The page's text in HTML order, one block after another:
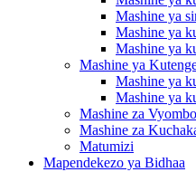
Mashine ya
Mashine ya
Mashine ya
Mashine ya
Mashine ya
Mashine ya
Mashine za
Mashine za
Matumizi
Mapendekezo ya Bidhaa